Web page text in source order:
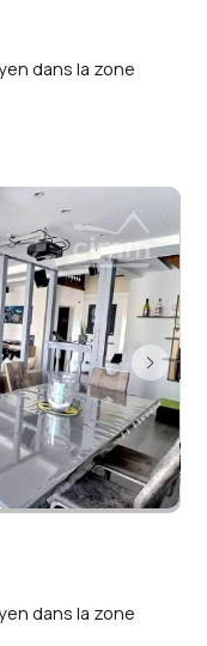
dans la zone
dans la zone